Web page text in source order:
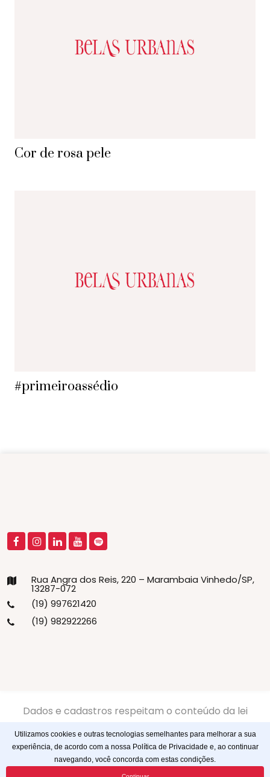
Cor de rosa pele
#primeiroassédio
Rua Angra dos Reis, 220 – Marambaia Vinhedo/SP,
13287-072
(19) 997621420
(19) 982922266
Dados e cadastros respeitam o conteúdo da lei
13.709/2018 LGPD -
Politíca de Privacidade
Politíca de
Cookies
Utilizamos cookies e outras tecnologias semelhantes para melhorar a sua
experiência, de acordo com a nossa Política de Privacidade e, ao continuar
navegando, você concorda com estas condições.